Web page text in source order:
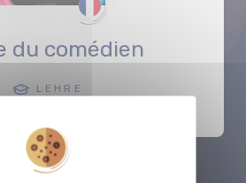
du comédien
LEHRE